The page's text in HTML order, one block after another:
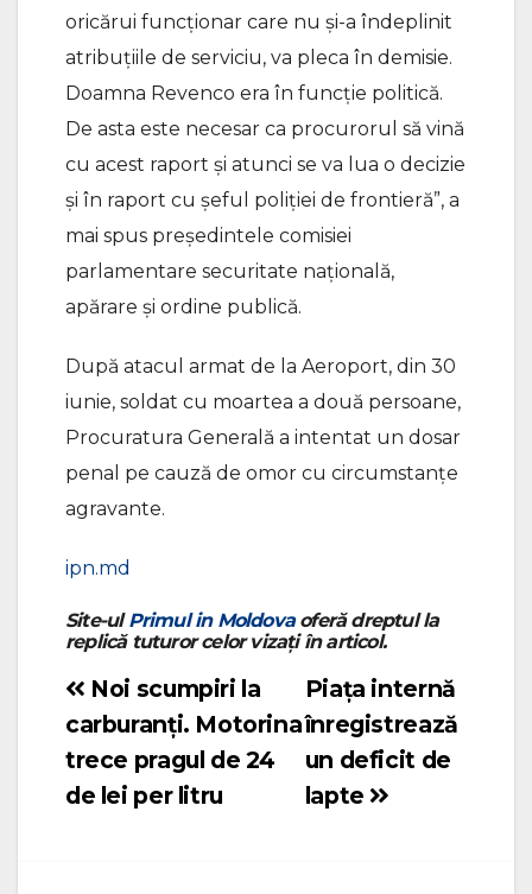
oricărui funcționar care nu și-a îndeplinit
atribuțiile de serviciu, va pleca în demisie.
Doamna Revenco era în funcție politică.
De asta este necesar ca procurorul să vină
cu acest raport și atunci se va lua o decizie
și în raport cu șeful poliției de frontieră”, a
mai spus președintele comisiei
parlamentare securitate națională,
apărare și ordine publică.
După atacul armat de la Aeroport, din 30
iunie, soldat cu moartea a două persoane,
Procuratura Generală a intentat un dosar
penal pe cauză de omor cu circumstanțe
agravante.
ipn.md
Site-ulPrimul in Moldovaoferă dreptul la
replică tuturor celor vizați în articol.
Navigare
în
articole
Piața internă
înregistrează
un deficit de
lapte
Noi scumpiri la
carburanți. Motorina
trece pragul de 24
de lei per litru